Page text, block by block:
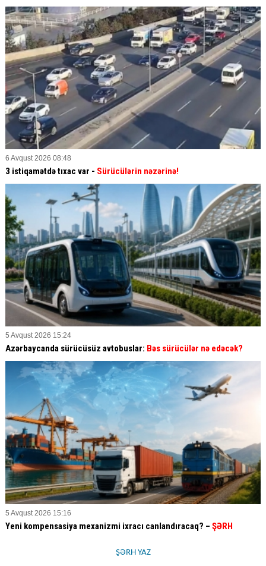
6 Avqust 2026 08:48
3 istiqamətdə tıxac var - Sürücülərin nəzərinə!
5 Avqust 2026 15:24
Azərbaycanda sürücüsüz avtobuslar: Bəs sürücülər nə edəcək?
5 Avqust 2026 15:16
Yeni kompensasiya mexanizmi ixracı canlandıracaq? – ŞƏRH
ŞƏRH YAZ